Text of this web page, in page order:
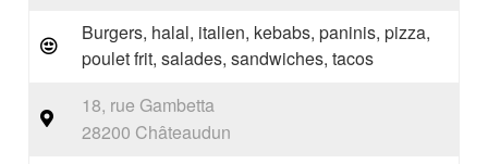
Burgers, halal, italien, kebabs, paninis, pizza,
poulet frit, salades, sandwiches, tacos
18, rue Gambetta
28200 Châteaudun